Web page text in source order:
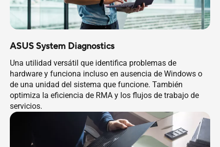
ASUS System Diagnostics
Una utilidad versátil que identifica problemas de
hardware y funciona incluso en ausencia de Windows o
de una unidad del sistema que funcione. También
optimiza la eficiencia de RMA y los flujos de trabajo de
servicios.